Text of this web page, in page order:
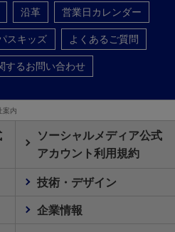
沿革
営業日カレンダー
スキッズ
よくあるご質問
するお問い合わせ
案内
ソーシャルメディア公式
アカウント利用規約
技術・デザイン
企業情報